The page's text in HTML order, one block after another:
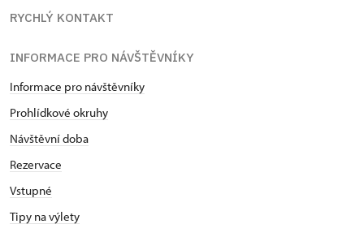
RYCHLÝ KONTAKT
INFORMACE PRO NÁVŠTĚVNÍKY
Informace pro návštěvníky
Prohlídkové okruhy
Návštěvní doba
Rezervace
Vstupné
Tipy na výlety